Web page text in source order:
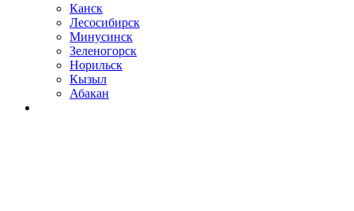
Канск
Лесосибирск
Минусинск
Зеленогорск
Норильск
Кызыл
Абакан